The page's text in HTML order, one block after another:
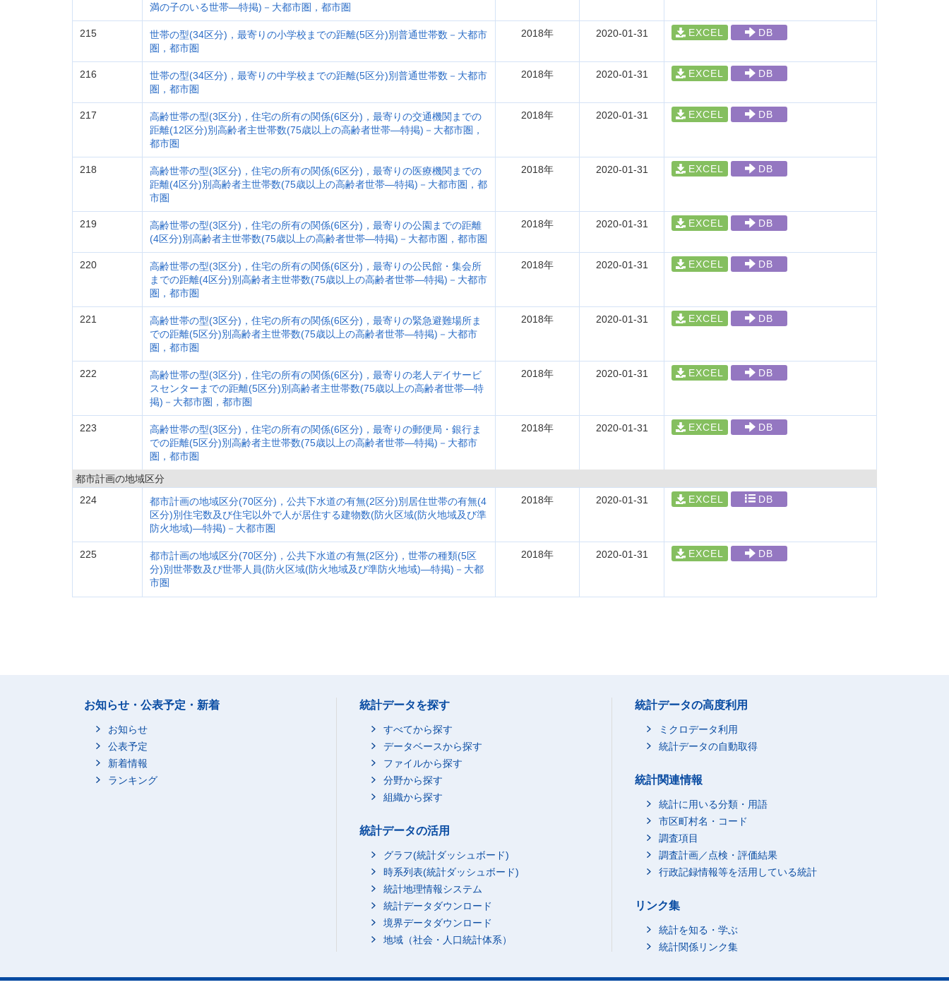
満の子のいる世帯―特掲)－大都市圏，都市圏
215
世帯の型(34区分)，最寄りの小学校までの距離(5区分)別普通世帯数－大都市
圏，都市圏
2018年 2020-01-31 EXCEL DB
216
世帯の型(34区分)，最寄りの中学校までの距離(5区分)別普通世帯数－大都市
圏，都市圏
2018年 2020-01-31 EXCEL DB
217
高齢世帯の型(3区分)，住宅の所有の関係(6区分)，最寄りの交通機関までの
距離(12区分)別高齢者主世帯数(75歳以上の高齢者世帯―特掲)－大都市圏，
都市圏
2018年 2020-01-31 EXCEL DB
218
高齢世帯の型(3区分)，住宅の所有の関係(6区分)，最寄りの医療機関までの
距離(4区分)別高齢者主世帯数(75歳以上の高齢者世帯―特掲)－大都市圏，都
市圏
2018年 2020-01-31 EXCEL DB
219
高齢世帯の型(3区分)，住宅の所有の関係(6区分)，最寄りの公園までの距離
(4区分)別高齢者主世帯数(75歳以上の高齢者世帯―特掲)－大都市圏，都市圏
2018年 2020-01-31 EXCEL DB
220
高齢世帯の型(3区分)，住宅の所有の関係(6区分)，最寄りの公民館・集会所
までの距離(4区分)別高齢者主世帯数(75歳以上の高齢者世帯―特掲)－大都市
圏，都市圏
2018年 2020-01-31 EXCEL DB
221
高齢世帯の型(3区分)，住宅の所有の関係(6区分)，最寄りの緊急避難場所ま
での距離(5区分)別高齢者主世帯数(75歳以上の高齢者世帯―特掲)－大都市
圏，都市圏
2018年 2020-01-31 EXCEL DB
222
高齢世帯の型(3区分)，住宅の所有の関係(6区分)，最寄りの老人デイサービ
スセンターまでの距離(5区分)別高齢者主世帯数(75歳以上の高齢者世帯―特
掲)－大都市圏，都市圏
2018年 2020-01-31 EXCEL DB
223
高齢世帯の型(3区分)，住宅の所有の関係(6区分)，最寄りの郵便局・銀行ま
での距離(5区分)別高齢者主世帯数(75歳以上の高齢者世帯―特掲)－大都市
圏，都市圏
2018年 2020-01-31 EXCEL DB
都市計画の地域区分
224
都市計画の地域区分(70区分)，公共下水道の有無(2区分)別居住世帯の有無(4
区分)別住宅数及び住宅以外で人が居住する建物数(防火区域(防火地域及び準
防火地域)―特掲)－大都市圏
2018年 2020-01-31 EXCEL DB
225
都市計画の地域区分(70区分)，公共下水道の有無(2区分)，世帯の種類(5区
分)別世帯数及び世帯人員(防火区域(防火地域及び準防火地域)―特掲)－大都
市圏
2018年 2020-01-31 EXCEL DB
お知らせ・公表予定・新着
お知らせ
公表予定
新着情報
ランキング
統計データを探す
すべてから探す
データベースから探す
ファイルから探す
分野から探す
組織から探す
統計データの活用
グラフ(統計ダッシュボード)
時系列表(統計ダッシュボード)
統計地理情報システム
統計データダウンロード
境界データダウンロード
地域（社会・人口統計体系）
統計データの高度利用
ミクロデータ利用
統計データの自動取得
統計関連情報
統計に用いる分類・用語
市区町村名・コード
調査項目
調査計画／点検・評価結果
行政記録情報等を活用している統計
リンク集
統計を知る・学ぶ
統計関係リンク集